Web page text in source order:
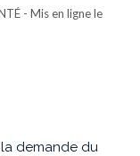
- Mis en ligne le
demande du